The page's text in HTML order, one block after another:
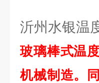
沂州水银温
玻璃棒式温
机械制造。